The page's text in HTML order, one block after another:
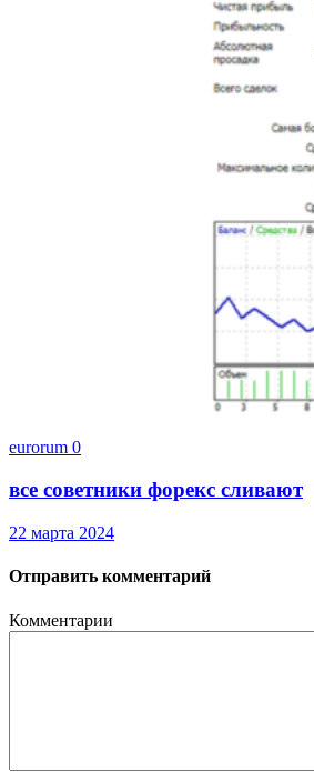
eurorum 0
все советники форекс сливают
22 марта 2024
Отправить комментарий
Комментарии